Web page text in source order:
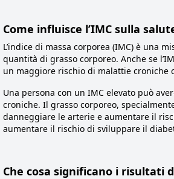
Come influisce l’IMC sulla
L’indice di massa corporea (IMC) è una
quantità di grasso corporeo. Anche se
un maggiore rischio di malattie croniche
Una persona con un IMC elevato può
croniche. Il grasso corporeo,
danneggiare le arterie e aumentare il
aumentare il rischio di sviluppare il
Che cosa significano i risultati